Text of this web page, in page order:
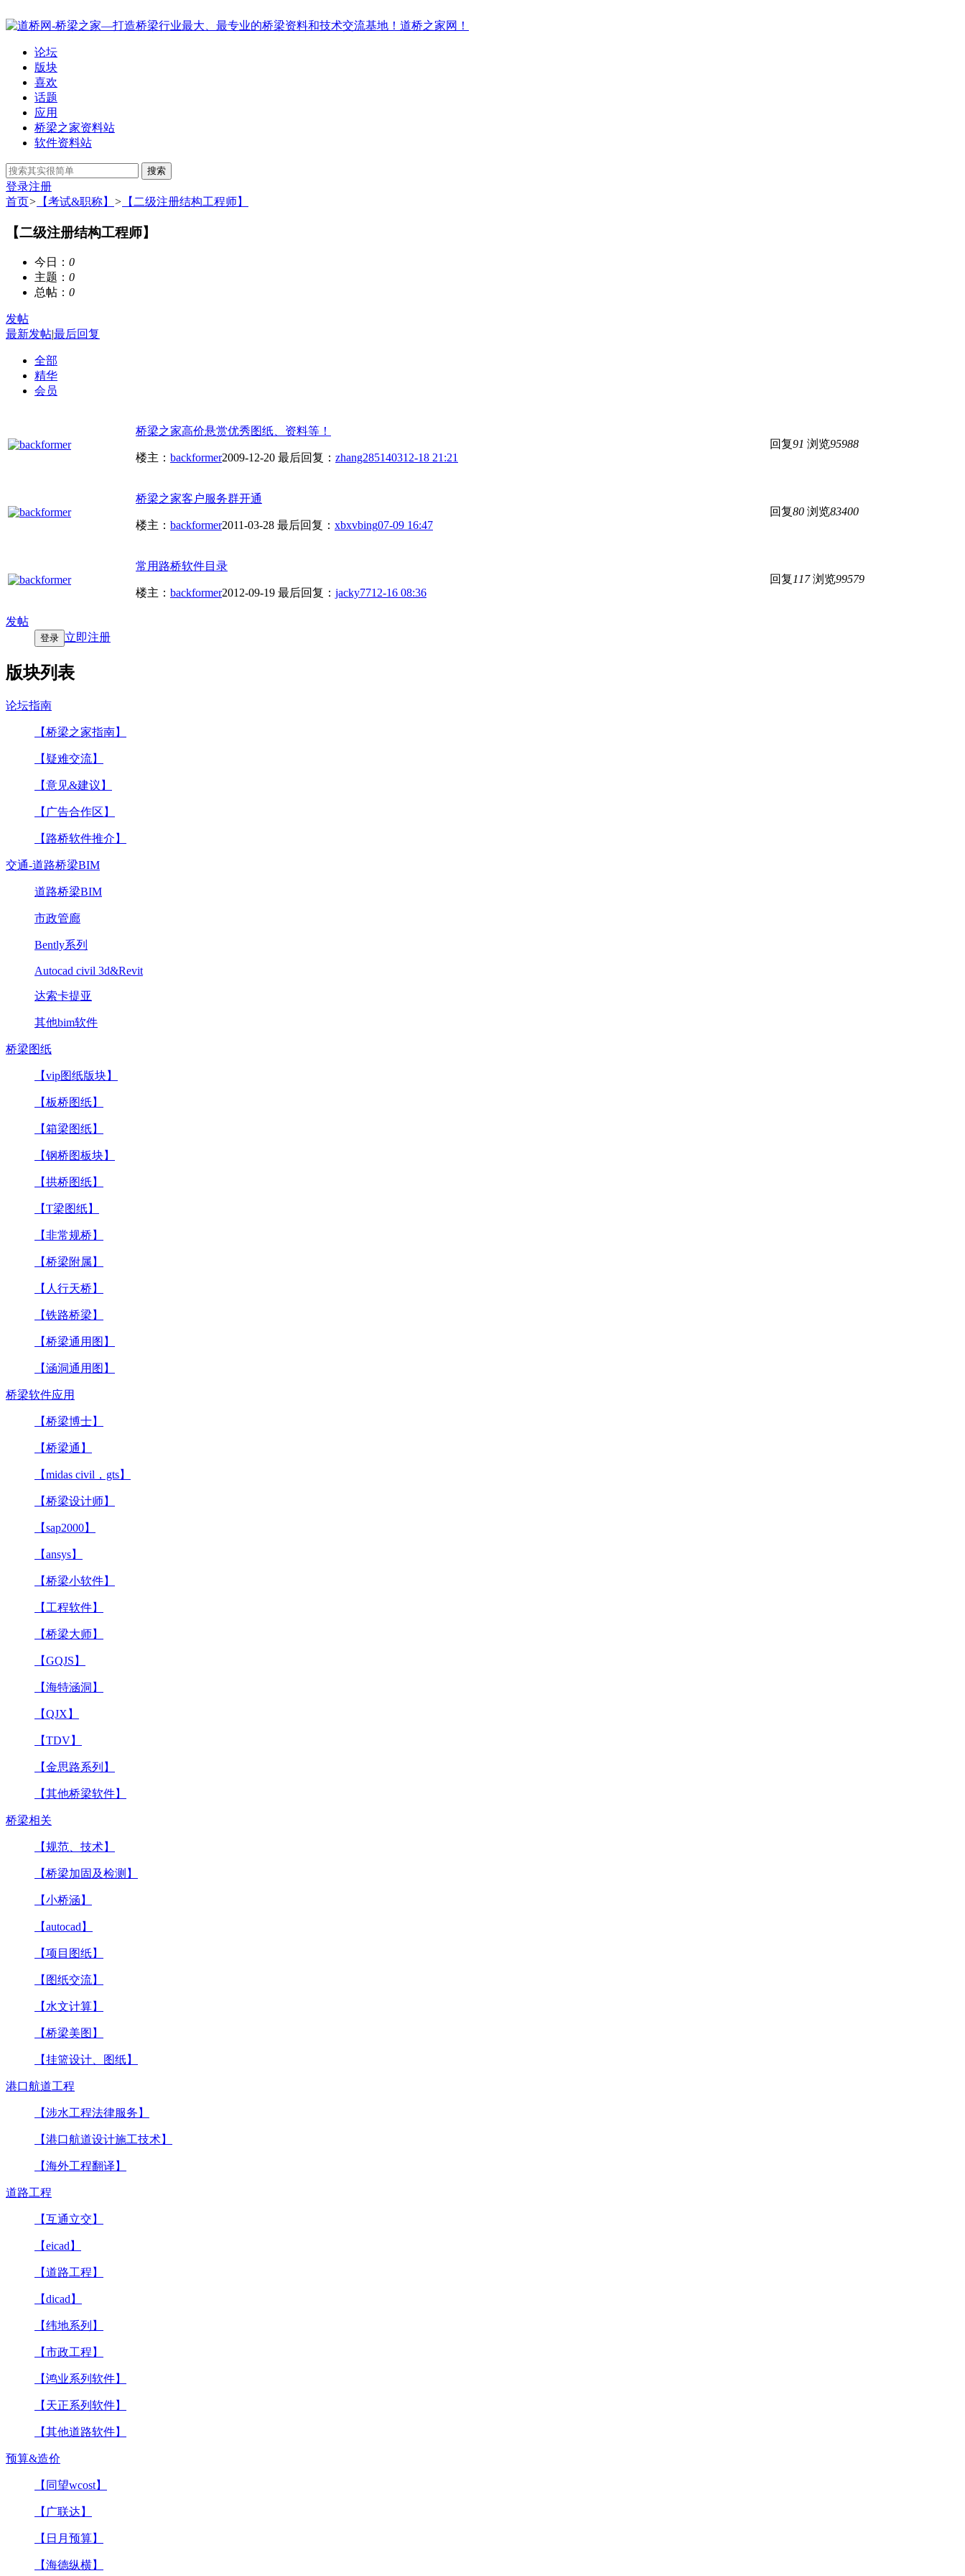
论坛
版块
喜欢
话题
应用
桥梁之家资料站
软件资料站
搜索
登录注册
首页> 【考试&职称】 > 【二级注册结构工程师】
【二级注册结构工程师】
今日： 0
主题： 0
总帖： 0
发帖
最新发帖|最后回复
全部
精华
会员
桥梁之家高价悬赏优秀图纸、资料等！
楼主： backformer2009-12-20 最后回复： zhang285140312-18 21:21
回复91 浏览95988
桥梁之家客户服务群开通
楼主： backformer2011-03-28 最后回复： xbxvbing07-09 16:47
回复80 浏览83400
常用路桥软件目录
楼主： backformer2012-09-19 最后回复： jacky7712-16 08:36
回复117 浏览99579
发帖
登录 立即注册
版块列表
论坛指南
【桥梁之家指南】
【疑难交流】
【意见&建议】
【广告合作区】
【路桥软件推介】
交通-道路桥梁BIM
道路桥梁BIM
市政管廊
Bently系列
Autocad civil 3d&Revit
达索卡提亚
其他bim软件
桥梁图纸
【vip图纸版块】
【板桥图纸】
【箱梁图纸】
【钢桥图板块】
【拱桥图纸】
【T梁图纸】
【非常规桥】
【桥梁附属】
【人行天桥】
【铁路桥梁】
【桥梁通用图】
【涵洞通用图】
桥梁软件应用
【桥梁博士】
【桥梁通】
【midas civil，gts】
【桥梁设计师】
【sap2000】
【ansys】
【桥梁小软件】
【工程软件】
【桥梁大师】
【GQJS】
【海特涵洞】
【QJX】
【TDV】
【金思路系列】
【其他桥梁软件】
桥梁相关
【规范、技术】
【桥梁加固及检测】
【小桥涵】
【autocad】
【项目图纸】
【图纸交流】
【水文计算】
【桥梁美图】
【挂篮设计、图纸】
港口航道工程
【涉水工程法律服务】
【港口航道设计施工技术】
【海外工程翻译】
道路工程
【互通立交】
【eicad】
【道路工程】
【dicad】
【纬地系列】
【市政工程】
【鸿业系列软件】
【天正系列软件】
【其他道路软件】
预算&造价
【同望wcost】
【广联达】
【日月预算】
【海德纵横】